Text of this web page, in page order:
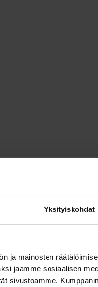
Yksityiskohdat
ja mainosten
jaamme sosiaalisen
sivustoamme.